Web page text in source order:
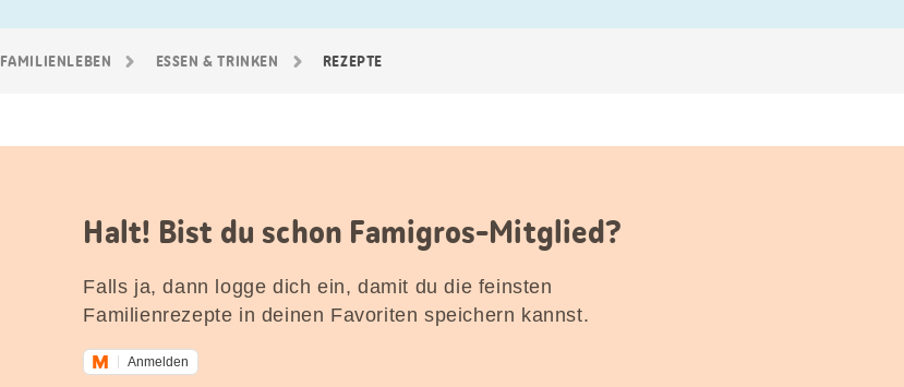
FAMILIEN­LEBEN ESSEN & TRINKEN REZEPTE
Halt! Bist du schon Famigros-Mitglied?
Falls ja, dann logge dich ein, damit du die feinsten
Familienrezepte in deinen Favoriten speichern kannst.
Anmelden